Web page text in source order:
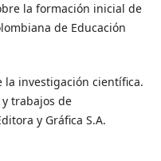
la formación inicial de
de Educación
la investigación científica.
trabajos de
y Gráfica S.A.